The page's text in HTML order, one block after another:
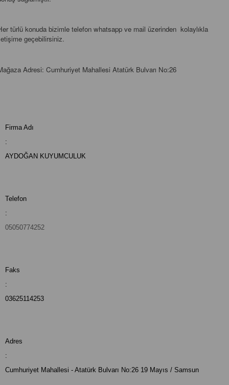
türlü konuda bizimle telefon whatsapp ve mail üzerinden kolaylıkla
geçebilirsiniz.
Adresi: Cumhuriyet Mahallesi Atatürk Bulvarı No:26
Firma Adı
:
AYDOĞAN KUYUMCULUK
Telefon
:
05050774252
Faks
:
03625114253
Adres
:
Cumhuriyet Mahallesi - Atatürk Bulvarı No:26 19 Mayıs / Samsun